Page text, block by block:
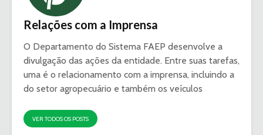
Relações com a Imprensa
O Departamento do Sistema FAEP desenvolve a
divulgação das ações da entidade. Entre suas tarefas,
uma é o relacionamento com a imprensa, incluindo a
do setor agropecuário e também os veículos
VER TODOS OS POSTS